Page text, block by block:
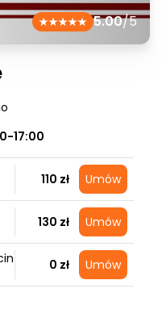
5.00/5
17:00
110 zł Umów
130 zł Umów
0 zł Umów